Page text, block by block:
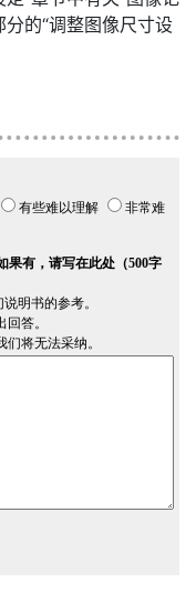
的“调整图像尺寸设